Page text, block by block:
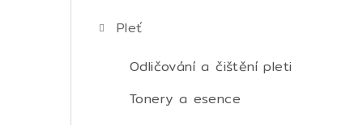
Pleť
Odličování a čištění pleti
Tonery a esence